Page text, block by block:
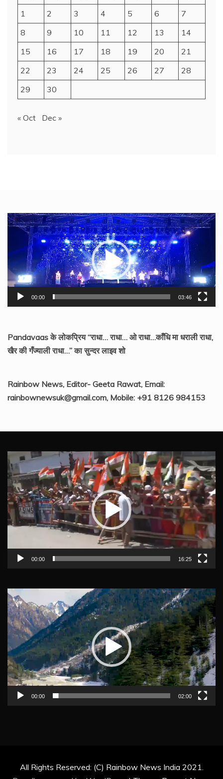
1
2 3 4 5 6
7
8
9 10 11 12 13
14
15
16 17 18 19 20
21
22
23 24 25 26 27
28
29
30
« Oct Dec »
Video
Player
00:00 03:46
Pandavaas के लोकप्रिय “राधा… राधा… ओ राधा…काँधि मा धराली राधा,
खैर की गँज्याली राधा…” का सुन्दर लाइव शो
Rainbow News, Editor- Geeta Rawat, Email:
rainbownewsuk@gmail.com, Mobile: +91 8126 984153
Video
Player
00:00 16:25
Video
Player
00:00 02:00
All Rights Reserved: (C) Rainbow News India 2021.